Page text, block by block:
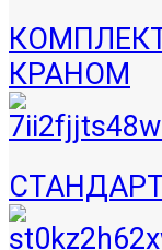
КРАНОМ